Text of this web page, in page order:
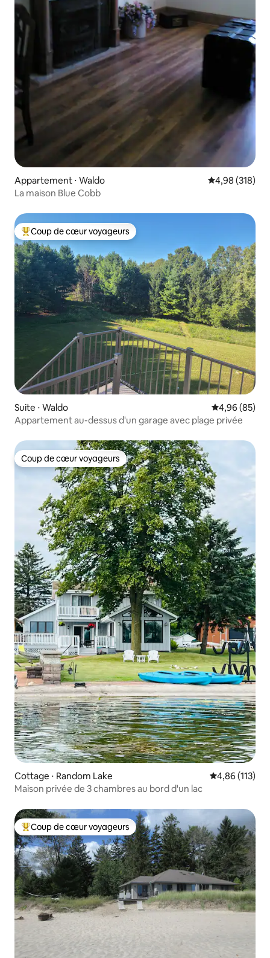
Appartement ⋅ Waldo Évaluation
4,98 (318)
La maison Blue Cobb
Coups de cœur voyageurs les plus appréciés
Coup de cœur voyageurs
Suite ⋅ Waldo Évaluation
4,96 (85)
Appartement au-dessus d'un garage avec plage privée
Coup de cœur voyageurs
Coup de cœur voyageurs
Cottage ⋅ Random Lake Évaluation
4,86 (113)
Maison privée de 3 chambres au bord d'un lac
Coups de cœur voyageurs les plus appréciés
Coup de cœur voyageurs